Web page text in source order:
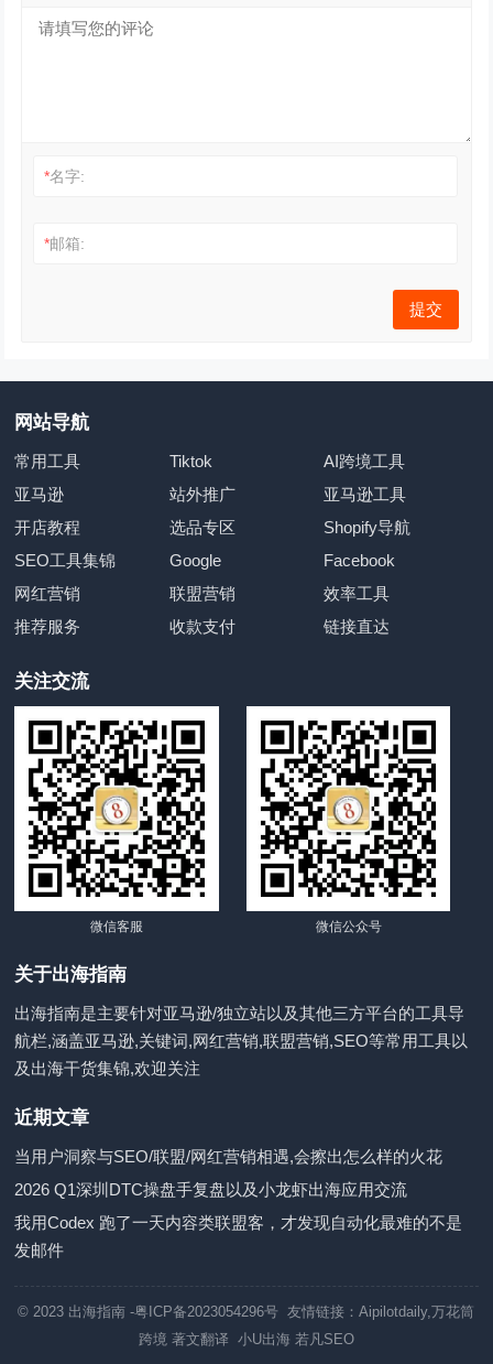
*名字:
*邮箱:
网站导航
常用工具 Tiktok
AI跨境工具
亚马逊
站外推广
亚马逊工具
开店教程
选品专区
Shopify导航
SEO工具集锦
Google
Facebook
网红营销
联盟营销
效率工具
推荐服务
收款支付 链接直达
关注交流
微信客服 微信公众号
关于出海指南
出海指南是主要针对亚马逊/独立站以及其他三方平台的工具导
航栏,涵盖亚马逊,关键词,网红营销,联盟营销,SEO等常用工具以
及出海干货集锦,欢迎关注
近期文章
当用户洞察与SEO/联盟/网红营销相遇,会擦出怎么样的火花
2026 Q1深圳DTC操盘手复盘以及小龙虾出海应用交流
我用Codex 跑了一天内容类联盟客，才发现自动化最难的不是
发邮件
© 2023 出海指南 -粤ICP备2023054296号 友情链接：Aipilotdaily,万花筒
跨境 著文翻译 小U出海 若凡SEO